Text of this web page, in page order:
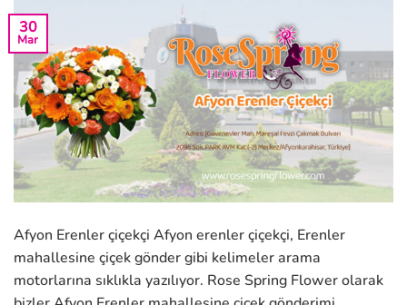
30
Mar
Afyon Erenler çiçekçi Afyon erenler çiçekçi, Erenler
mahallesine çiçek gönder gibi kelimeler arama
motorlarına sıklıkla yazılıyor. Rose Spring Flower olarak